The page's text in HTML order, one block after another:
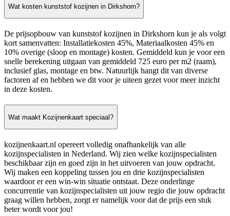
Wat kosten kunststof kozijnen in Dirkshorn?
De prijsopbouw van kunststof kozijnen in Dirkshorn kun je als volgt
kort samenvatten: Installatiekosten 45%, Materiaalkosten 45% en
10% overige (sloop en montage) kosten. Gemiddeld kun je voor een
snelle berekening uitgaan van gemiddeld 725 euro per m2 (raam),
inclusief glas, montage en btw. Natuurlijk hangt dit van diverse
factoren af en hebben we dit voor je uiteen gezet voor meer inzicht
in deze kosten.
Wat maakt Kozijnenkaart speciaal?
kozijnenkaart.nl opereert volledig onafhankelijk van alle
kozijnspecialisten in Nederland. Wij zien welke kozijnspecialisten
beschikbaar zijn en goed zijn in het uitvoeren van jouw opdracht.
Wij maken een koppeling tussen jou en drie kozijnspecialisten
waardoor er een win-win situatie ontstaat. Deze onderlinge
concurrentie van kozijnspecialisten uit jouw regio die jouw opdracht
graag willen hebben, zorgt er namelijk voor dat de prijs een stuk
beter wordt voor jou!